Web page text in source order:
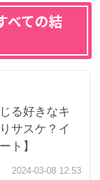
べての結